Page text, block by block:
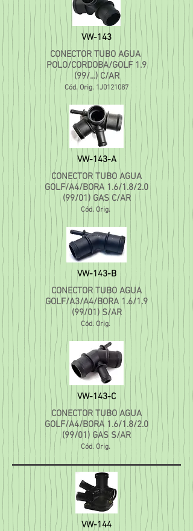
VW-143
CONECTOR TUBO AGUA
POLO/CORDOBA/GOLF 1.9
(99/...) C/AR
Cód. Orig. 1J0121087
VW-143-A
CONECTOR TUBO AGUA
GOLF/A4/BORA 1.6/1.8/2.0
(99/01) GAS C/AR
Cód. Orig.
VW-143-B
CONECTOR TUBO AGUA
GOLF/A3/A4/BORA 1.6/1.9
(99/01) S/AR
Cód. Orig.
VW-143-C
CONECTOR TUBO AGUA
GOLF/A4/BORA 1.6/1.8/2.0
(99/01) GAS S/AR
Cód. Orig.
VW-144